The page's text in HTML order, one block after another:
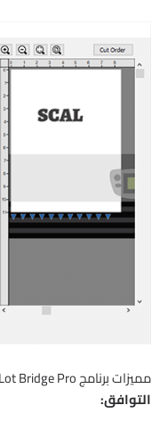
مميزات برنامج Sure Cuts A Lot Bridge Pro
التوافق: